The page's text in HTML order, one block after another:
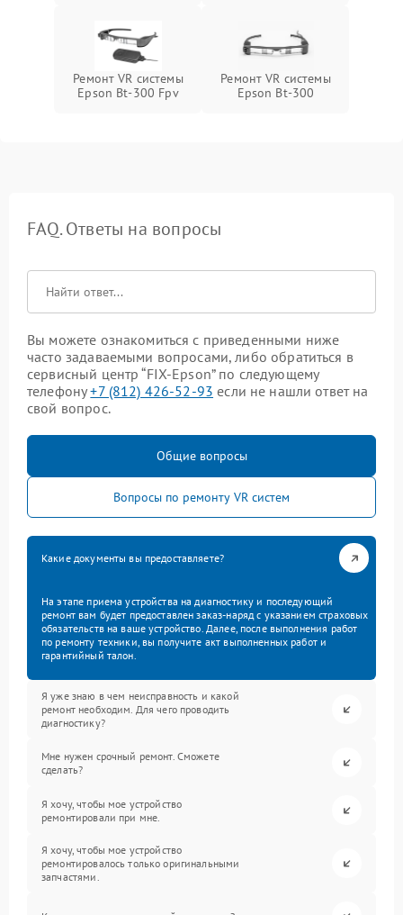
Ремонт VR системы
Epson Bt-300 Fpv
Ремонт VR системы
Epson Bt-300
FAQ. Ответы на вопросы
Вы можете ознакомиться с приведенными ниже
часто задаваемыми вопросами, либо обратиться в
сервисный центр “FIX-Epson” по следующему
телефону+7 (812) 426-52-93 если не нашли ответ на
свой вопрос.
Общие вопросы
Вопросы по ремонту VR систем
Какие документы вы предоставляете?
На этапе приема устройства на диагностику и последующий
ремонт вам будет предоставлен заказ-наряд с указанием страховых
обязательств на ваше устройство. Далее, после выполнения работ
по ремонту техники, вы получите акт выполненных работ и
гарантийный талон.
Я уже знаю в чем неисправность и какой
ремонт необходим. Для чего проводить
диагностику?
Мне нужен срочный ремонт. Сможете
сделать?
Я хочу, чтобы мое устройство
ремонтировали при мне.
Я хочу, чтобы мое устройство
ремонтировалось только оригинальными
запчастями.